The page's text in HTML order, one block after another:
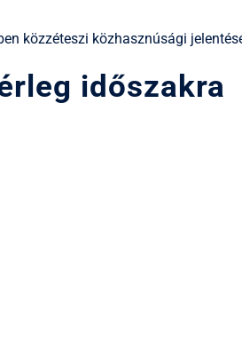
közzéteszi közhasznúsági
időszakra